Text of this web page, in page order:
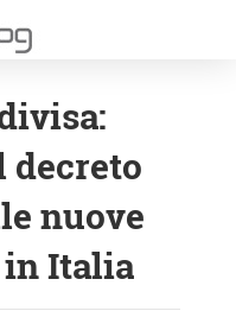
decreto
nuove
Italia